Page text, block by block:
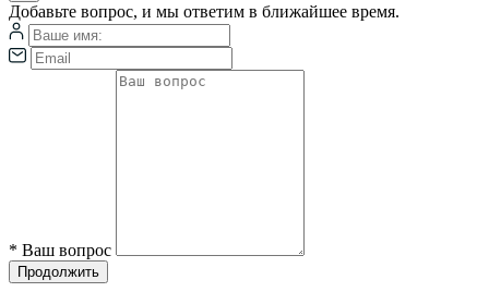
Добавьте вопрос, и мы ответим в ближайшее время.
* Ваш вопрос
Продолжить